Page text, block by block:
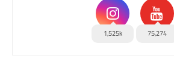
75,274
1,525k